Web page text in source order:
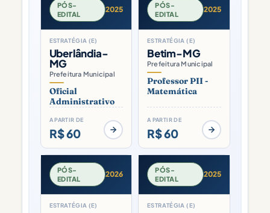
PÓS-
EDITAL
2025
ESTRATÉGIA (E)
Uberlândia-
MG
Prefeitura Municipal
Oficial
Administrativo
A PARTIR DE
R$ 60
PÓS-
EDITAL
2025
ESTRATÉGIA (E)
Betim-MG
Prefeitura Municipal
Professor PII -
Matemática
A PARTIR DE
R$ 60
PÓS-
EDITAL
2026
ESTRATÉGIA (E)
PÓS-
EDITAL
2025
ESTRATÉGIA (E)